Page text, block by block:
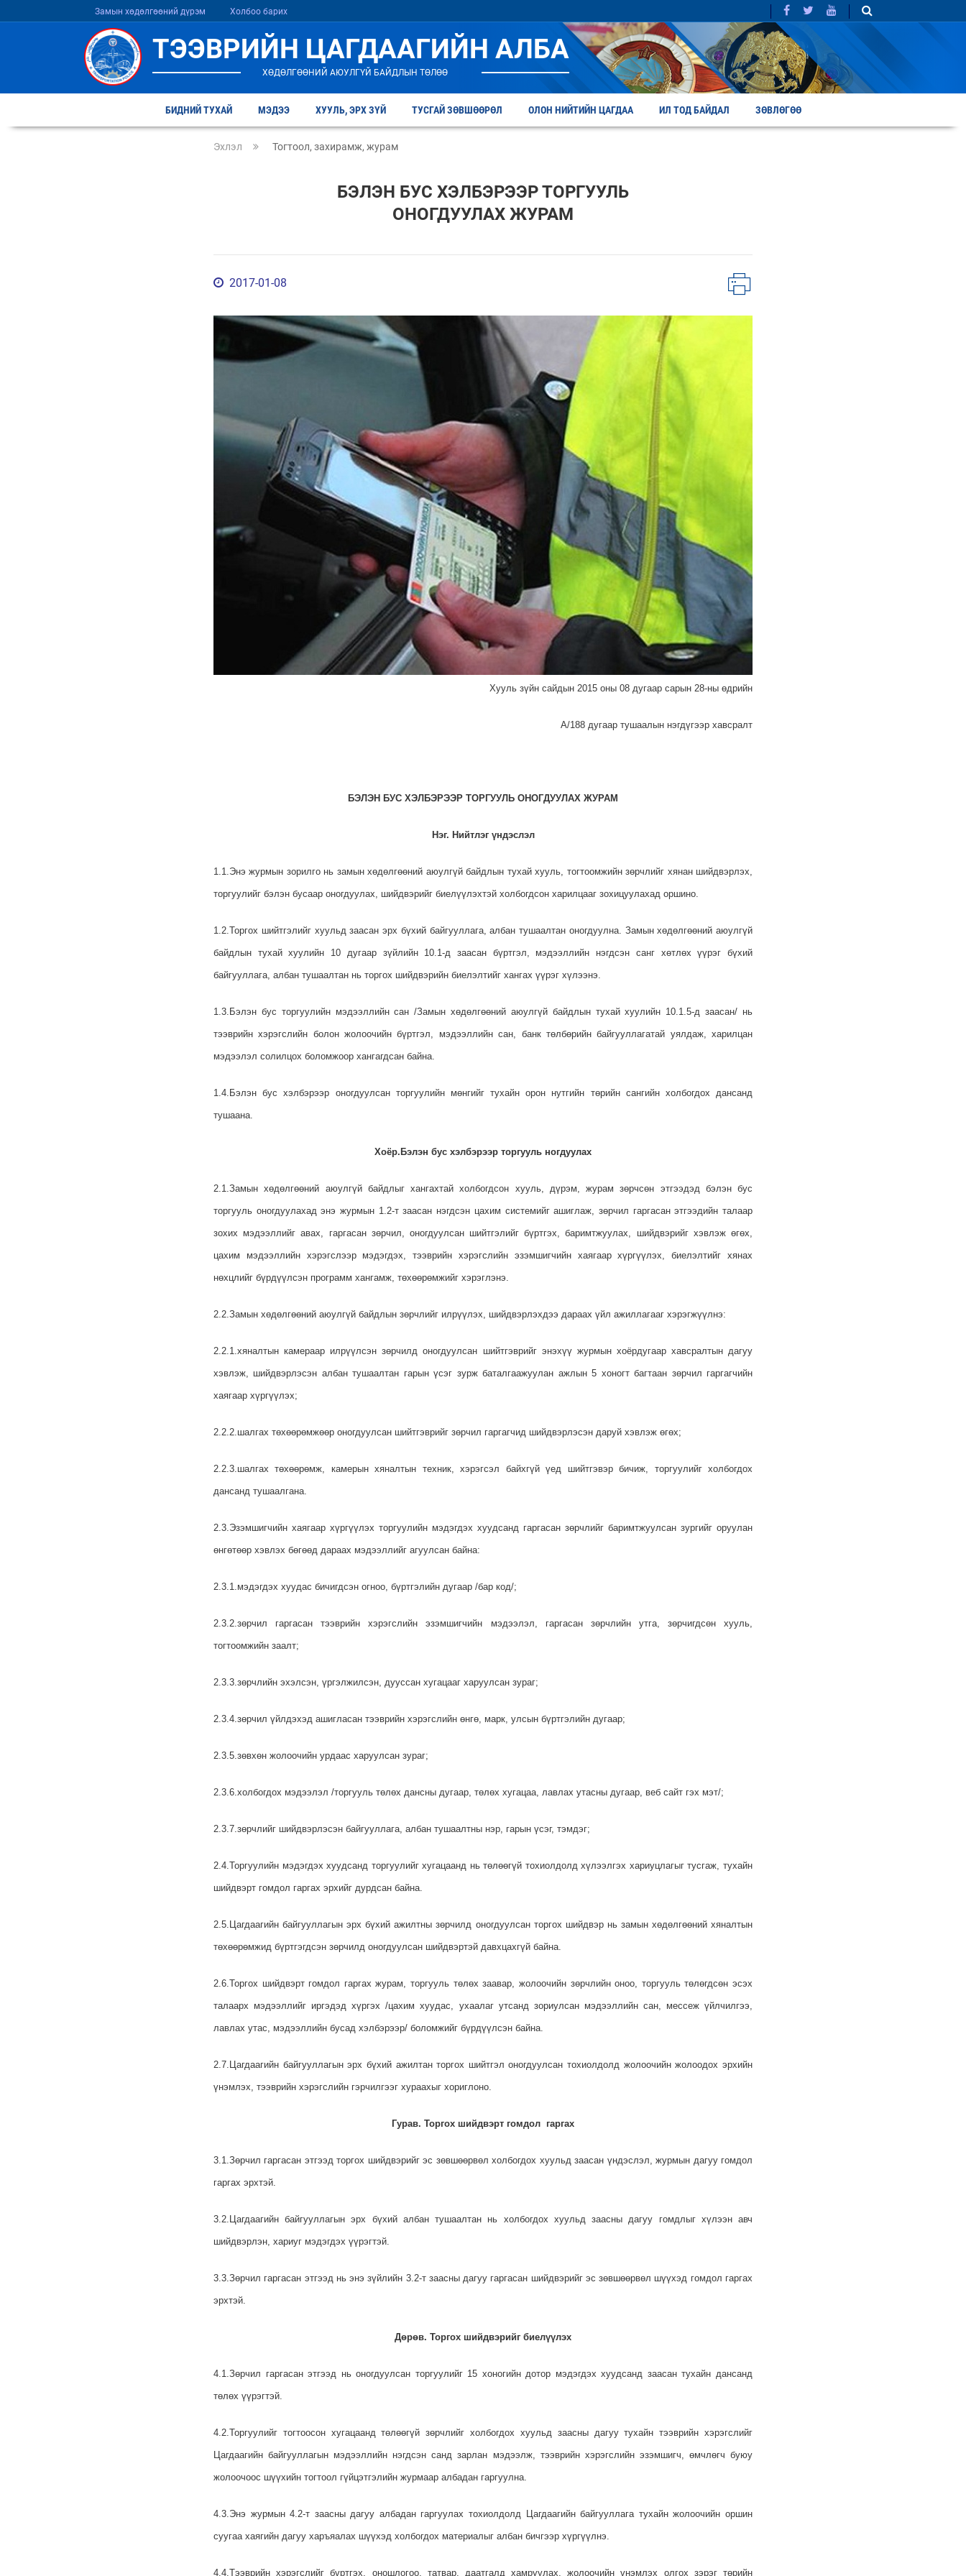
Замын хөдөлгөөний дүрэм Холбоо барих
ТЭЭВРИЙН ЦАГДААГИЙН АЛБА
ХӨДӨЛГӨӨНИЙ АЮУЛГҮЙ БАЙДЛЫН ТӨЛӨӨ
БИДНИЙ ТУХАЙ МЭДЭЭ ХУУЛЬ, ЭРХ ЗҮЙ ТУСГАЙ ЗӨВШӨӨРӨЛ ОЛОН НИЙТИЙН ЦАГДАА ИЛ ТОД БАЙДАЛ ЗӨВЛӨГӨӨ
Эхлэл Тогтоол, захирамж, журам
БЭЛЭН БУС ХЭЛБЭРЭЭР ТОРГУУЛЬ
ОНОГДУУЛАХ ЖУРАМ
2017-01-08
Хууль зүйн сайдын 2015 оны 08 дугаар сарын 28-ны өдрийн
А/188 дугаар тушаалын нэгдүгээр хавсралт
БЭЛЭН БУС ХЭЛБЭРЭЭР ТОРГУУЛЬ ОНОГДУУЛАХ ЖУРАМ
Нэг. Нийтлэг үндэслэл
1.1.Энэ журмын зорилго нь замын хөдөлгөөний аюулгүй байдлын тухай хууль, тогтоомжийн зөрчлийг хянан шийдвэрлэх,
торгуулийг бэлэн бусаар оногдуулах, шийдвэрийг биелүүлэхтэй холбогдсон харилцааг зохицуулахад оршино.
1.2.Торгох шийтгэлийг хуульд заасан эрх бүхий байгууллага, албан тушаалтан оногдуулна. Замын хөдөлгөөний аюулгүй
байдлын тухай хуулийн 10 дугаар зүйлийн 10.1-д заасан бүртгэл, мэдээллийн нэгдсэн санг хөтлөх үүрэг бүхий
байгууллага, албан тушаалтан нь торгох шийдвэрийн биелэлтийг хангах үүрэг хүлээнэ.
1.3.Бэлэн бус торгуулийн мэдээллийн сан /Замын хөдөлгөөний аюулгүй байдлын тухай хуулийн 10.1.5-д заасан/ нь
тээврийн хэрэгслийн болон жолоочийн бүртгэл, мэдээллийн сан, банк төлбөрийн байгууллагатай уялдаж, харилцан
мэдээлэл солилцох боломжоор хангагдсан байна.
1.4.Бэлэн бус хэлбэрээр оногдуулсан торгуулийн мөнгийг тухайн орон нутгийн төрийн сангийн холбогдох дансанд
тушаана.
Хоёр.Бэлэн бус хэлбэрээр торгууль ногдуулах
2.1.Замын хөдөлгөөний аюулгүй байдлыг хангахтай холбогдсон хууль, дүрэм, журам зөрчсөн этгээдэд бэлэн бус
торгууль оногдуулахад энэ журмын 1.2-т заасан нэгдсэн цахим системийг ашиглаж, зөрчил гаргасан этгээдийн талаар
зохих мэдээллийг авах, гаргасан зөрчил, оногдуулсан шийтгэлийг бүртгэх, баримтжуулах, шийдвэрийг хэвлэж өгөх,
цахим мэдээллийн хэрэгслээр мэдэгдэх, тээврийн хэрэгслийн эзэмшигчийн хаягаар хүргүүлэх, биелэлтийг хянах
нөхцлийг бүрдүүлсэн программ хангамж, төхөөрөмжийг хэрэглэнэ.
2.2.Замын хөдөлгөөний аюулгүй байдлын зөрчлийг илрүүлэх, шийдвэрлэхдээ дараах үйл ажиллагааг хэрэгжүүлнэ:
2.2.1.хяналтын камераар илрүүлсэн зөрчилд оногдуулсан шийтгэврийг энэхүү журмын хоёрдугаар хавсралтын дагуу
хэвлэж, шийдвэрлэсэн албан тушаалтан гарын үсэг зурж баталгаажуулан ажлын 5 хоногт багтаан зөрчил гаргагчийн
хаягаар хүргүүлэх;
2.2.2.шалгах төхөөрөмжөөр оногдуулсан шийтгэврийг зөрчил гаргагчид шийдвэрлэсэн даруй хэвлэж өгөх;
2.2.3.шалгах төхөөрөмж, камерын хяналтын техник, хэрэгсэл байхгүй үед шийтгэвэр бичиж, торгуулийг холбогдох
дансанд тушаалгана.
2.3.Эзэмшигчийн хаягаар хүргүүлэх торгуулийн мэдэгдэх хуудсанд гаргасан зөрчлийг баримтжуулсан зургийг оруулан
өнгөтөөр хэвлэх бөгөөд дараах мэдээллийг агуулсан байна:
2.3.1.мэдэгдэх хуудас бичигдсэн огноо, бүртгэлийн дугаар /бар код/;
2.3.2.зөрчил гаргасан тээврийн хэрэгслийн эзэмшигчийн мэдээлэл, гаргасан зөрчлийн утга, зөрчигдсөн хууль,
тогтоомжийн заалт;
2.3.3.зөрчлийн эхэлсэн, үргэлжилсэн, дууссан хугацааг харуулсан зураг;
2.3.4.зөрчил үйлдэхэд ашигласан тээврийн хэрэгслийн өнгө, марк, улсын бүртгэлийн дугаар;
2.3.5.зөвхөн жолоочийн урдаас харуулсан зураг;
2.3.6.холбогдох мэдээлэл /торгууль төлөх дансны дугаар, төлөх хугацаа, лавлах утасны дугаар, веб сайт гэх мэт/;
2.3.7.зөрчлийг шийдвэрлэсэн байгууллага, албан тушаалтны нэр, гарын үсэг, тэмдэг;
2.4.Торгуулийн мэдэгдэх хуудсанд торгуулийг хугацаанд нь төлөөгүй тохиолдолд хүлээлгэх хариуцлагыг тусгаж, тухайн
шийдвэрт гомдол гаргах эрхийг дурдсан байна.
2.5.Цагдаагийн байгууллагын эрх бүхий ажилтны зөрчилд оногдуулсан торгох шийдвэр нь замын хөдөлгөөний хяналтын
төхөөрөмжид бүртгэгдсэн зөрчилд оногдуулсан шийдвэртэй давхцахгүй байна.
2.6.Торгох шийдвэрт гомдол гаргах журам, торгууль төлөх заавар, жолоочийн зөрчлийн оноо, торгууль төлөгдсөн эсэх
талаарх мэдээллийг иргэдэд хүргэх /цахим хуудас, ухаалаг утсанд зориулсан мэдээллийн сан, мессеж үйлчилгээ,
лавлах утас, мэдээллийн бусад хэлбэрээр/ боломжийг бүрдүүлсэн байна.
2.7.Цагдаагийн байгууллагын эрх бүхий ажилтан торгох шийтгэл оногдуулсан тохиолдолд жолоочийн жолоодох эрхийн
үнэмлэх, тээврийн хэрэгслийн гэрчилгээг хураахыг хориглоно.
Гурав. Торгох шийдвэрт гомдол гаргах
3.1.Зөрчил гаргасан этгээд торгох шийдвэрийг эс зөвшөөрвөл холбогдох хуульд заасан үндэслэл, журмын дагуу гомдол
гаргах эрхтэй.
3.2.Цагдаагийн байгууллагын эрх бүхий албан тушаалтан нь холбогдох хуульд заасны дагуу гомдлыг хүлээн авч
шийдвэрлэн, хариуг мэдэгдэх үүрэгтэй.
3.3.Зөрчил гаргасан этгээд нь энэ зүйлийн 3.2-т заасны дагуу гаргасан шийдвэрийг эс зөвшөөрвөл шүүхэд гомдол гаргах
эрхтэй.
Дөрөв. Торгох шийдвэрийг биелүүлэх
4.1.Зөрчил гаргасан этгээд нь оногдуулсан торгуулийг 15 хоногийн дотор мэдэгдэх хуудсанд заасан тухайн дансанд
төлөх үүрэгтэй.
4.2.Торгуулийг тогтоосон хугацаанд төлөөгүй зөрчлийг холбогдох хуульд заасны дагуу тухайн тээврийн хэрэгслийг
Цагдаагийн байгууллагын мэдээллийн нэгдсэн санд зарлан мэдээлж, тээврийн хэрэгслийн эзэмшигч, өмчлөгч буюу
жолоочоос шүүхийн тогтоол гүйцэтгэлийн журмаар албадан гаргуулна.
4.3.Энэ журмын 4.2-т заасны дагуу албадан гаргуулах тохиолдолд Цагдаагийн байгууллага тухайн жолоочийн оршин
суугаа хаягийн дагуу харъяалах шүүхэд холбогдох материалыг албан бичгээр хүргүүлнэ.
4.4.Тээврийн хэрэгслийг бүртгэх, оношлогоо, татвар, даатгалд хамруулах, жолоочийн үнэмлэх олгох зэрэг төрийн